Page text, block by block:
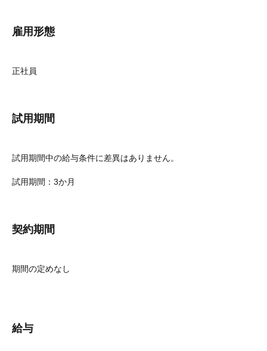
雇用形態
正社員
試用期間
試用期間中の給与条件に差異はありません。
試用期間：3か月
契約期間
期間の定めなし
給与